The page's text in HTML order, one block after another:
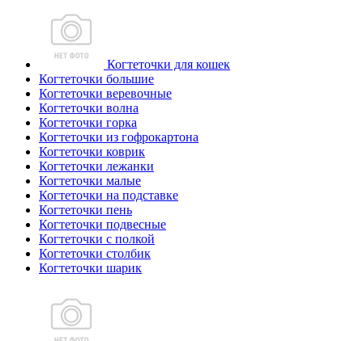
Когтеточки для кошек
Когтеточки большие
Когтеточки веревочные
Когтеточки волна
Когтеточки горка
Когтеточки из гофрокартона
Когтеточки коврик
Когтеточки лежанки
Когтеточки малые
Когтеточки на подставке
Когтеточки пень
Когтеточки подвесные
Когтеточки с полкой
Когтеточки столбик
Когтеточки шарик